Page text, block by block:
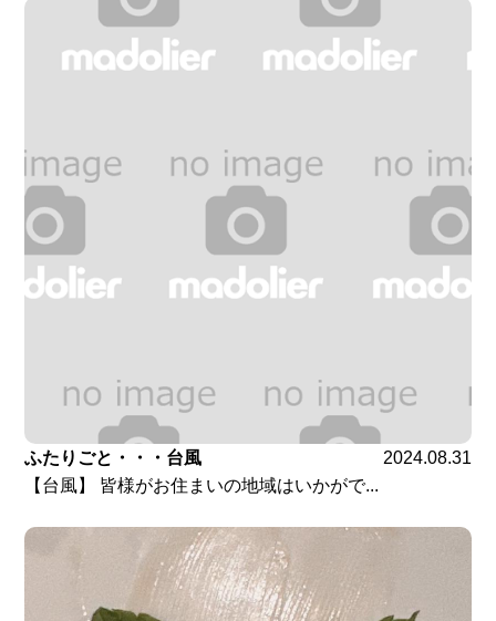
ふたりごと・・・台風
2024.08.31
【台風】 皆様がお住まいの地域はいかがで...